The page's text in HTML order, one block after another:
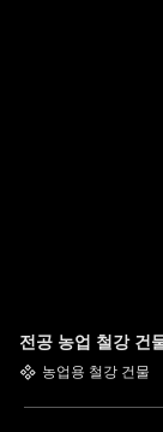
전공 농업 철강 건
농업용 철강 건물